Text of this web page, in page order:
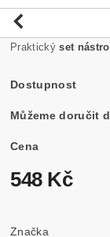
Praktickýset
Dostupnost
Můžeme doručit
Cena
548 Kč
Značka